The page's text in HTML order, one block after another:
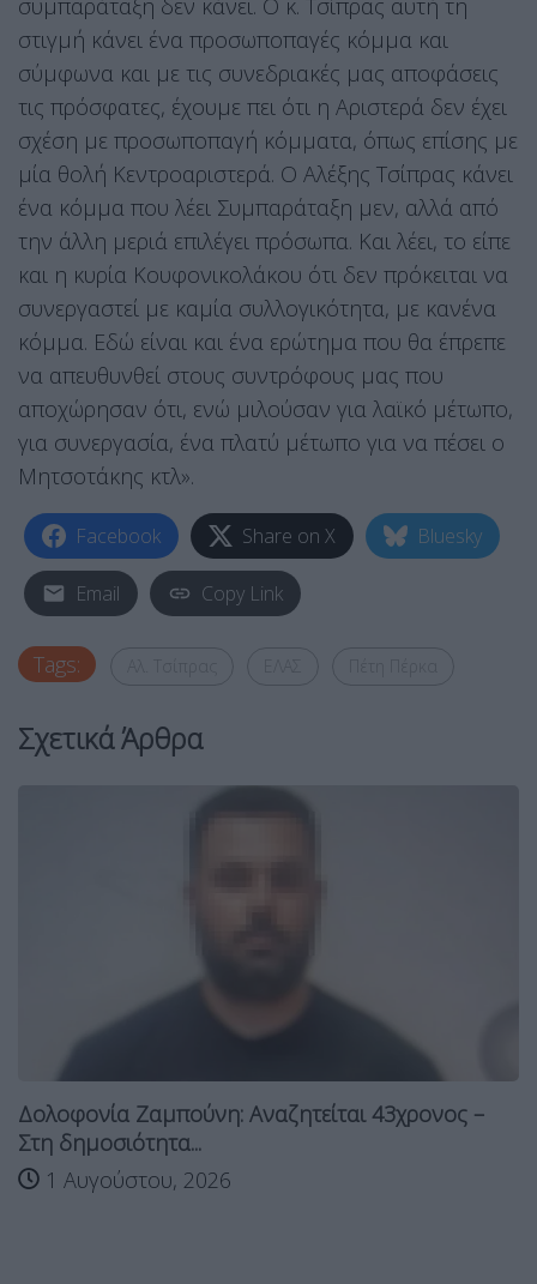
συμπαράταξη δεν κάνει. Ο κ. Τσίπρας αυτή τη
στιγμή κάνει ένα προσωποπαγές κόμμα και
σύμφωνα και με τις συνεδριακές μας αποφάσεις
τις πρόσφατες, έχουμε πει ότι η Αριστερά δεν έχει
σχέση με προσωποπαγή κόμματα, όπως επίσης με
μία θολή Κεντροαριστερά. Ο Αλέξης Τσίπρας κάνει
ένα κόμμα που λέει Συμπαράταξη μεν, αλλά από
την άλλη μεριά επιλέγει πρόσωπα. Και λέει, το είπε
και η κυρία Κουφονικολάκου ότι δεν πρόκειται να
συνεργαστεί με καμία συλλογικότητα, με κανένα
κόμμα. Εδώ είναι και ένα ερώτημα που θα έπρεπε
να απευθυνθεί στους συντρόφους μας που
αποχώρησαν ότι, ενώ μιλούσαν για λαϊκό μέτωπο,
για συνεργασία, ένα πλατύ μέτωπο για να πέσει ο
Μητσοτάκης κτλ».
Facebook Share on X Bluesky
Email Copy Link
Tags:
Σχετικά Άρθρα
Δολοφονία Ζαμπούνη: Αναζητείται 43χρονος –
Στη δημοσιότητα...
1 Αυγούστου, 2026